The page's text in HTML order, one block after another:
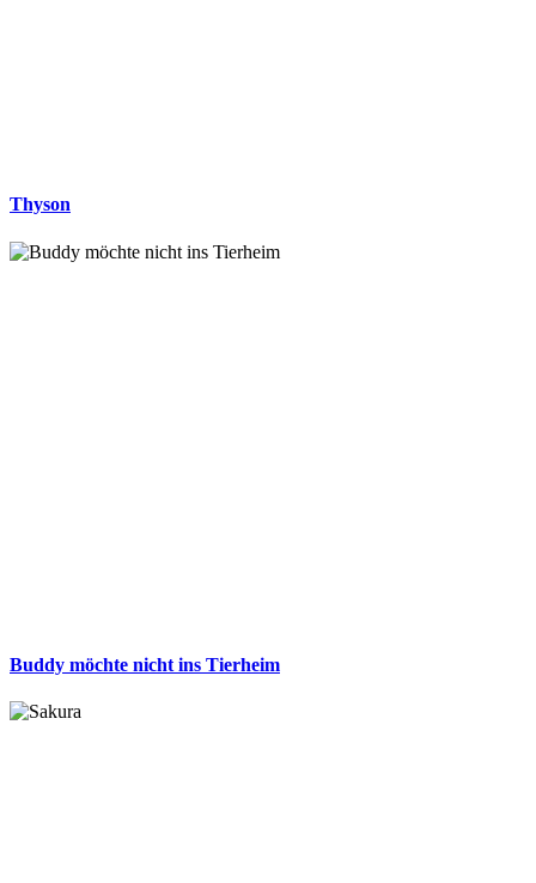
Thyson
Buddy möchte nicht ins Tierheim